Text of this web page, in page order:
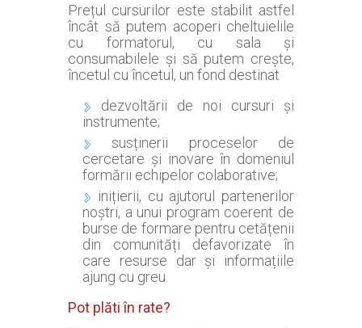
Prețul cursurilor este stabilit astfel
încât să putem acoperi cheltuielile
cu formatorul, cu sala și
consumabilele și să putem crește,
încetul cu încetul, un fond destinat
dezvoltării de noi cursuri și
instrumente;
susținerii proceselor de
cercetare și inovare în domeniul
formării echipelor colaborative;
inițierii, cu ajutorul partenerilor
noștri, a unui program coerent de
burse de formare pentru cetățenii
din comunități defavorizate în
care resurse dar și informațiile
ajung cu greu.
Pot plăti în rate?